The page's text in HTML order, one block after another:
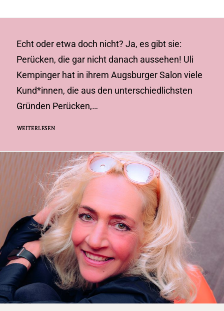
Echt oder etwa doch nicht? Ja, es gibt sie:
Perücken, die gar nicht danach aussehen! Uli
Kempinger hat in ihrem Augsburger Salon viele
Kund*innen, die aus den unterschiedlichsten
Gründen Perücken,…
WEITERLESEN